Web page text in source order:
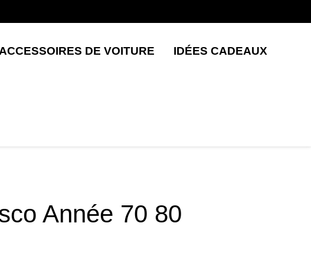
ACCESSOIRES DE VOITURE IDÉES CADEAUX
Année 70 80